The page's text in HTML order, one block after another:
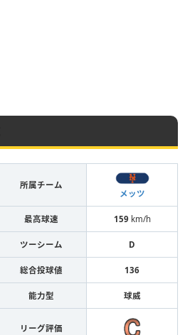
所属チーム
メッツ
最高球速 159km/h
ツーシーム D
総合投球値 136
能力型 球威
リーグ評価